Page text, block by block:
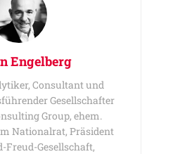
Engelberg
Consultant und
Gesellschafter
Group, ehem.
Nationalrat, Präsident
Freud-Gesellschaft,